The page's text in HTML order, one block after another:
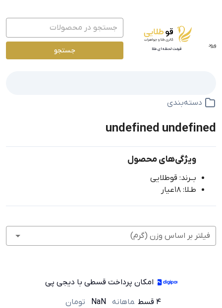
ورود
قیمت لحظه ای طلا جستجو
دسته‌بندی
undefined undefined
ویژگی‌های محصول
بــرند: قوطلایی
طـلا: 18عیار
فیلتر بر اساس وزن (گرم)
امکان پرداخت قسطی با دیجی پی
۴ قسط
ماهانه NaN تومان